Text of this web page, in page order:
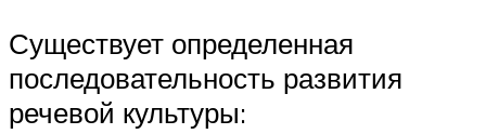
Существует определенная
последовательность развития
речевой культуры: